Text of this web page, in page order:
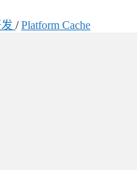
发 / Platform Cache